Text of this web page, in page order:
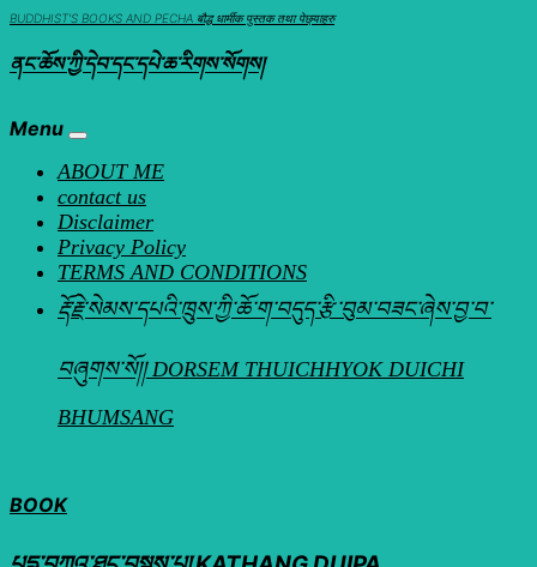
Skip
content
BUDDHIST'S BOOKS AND PECHA बौद्ध धार्मीक पुस्तक तथा पेछ्याहरु
ནང་ཆོས་ཀྱི་དེབ་དང་དཔེ་ཆ་རིགས་སོགས།
Menu
ABOUT ME
contact us
Disclaimer
Privacy Policy
TERMS AND CONDITIONS
རྡོ་རྗེ་སེམས་དཔའི་ཁྲུས་ཀྱི་ཆོ་ག་བདུད་རྩི་བུམ་བཟང་ཞེས་བྱ་བ་
བཞུགས་སོ།། DORSEM THUICHHYOK DUICHI
BHUMSANG
BOOK